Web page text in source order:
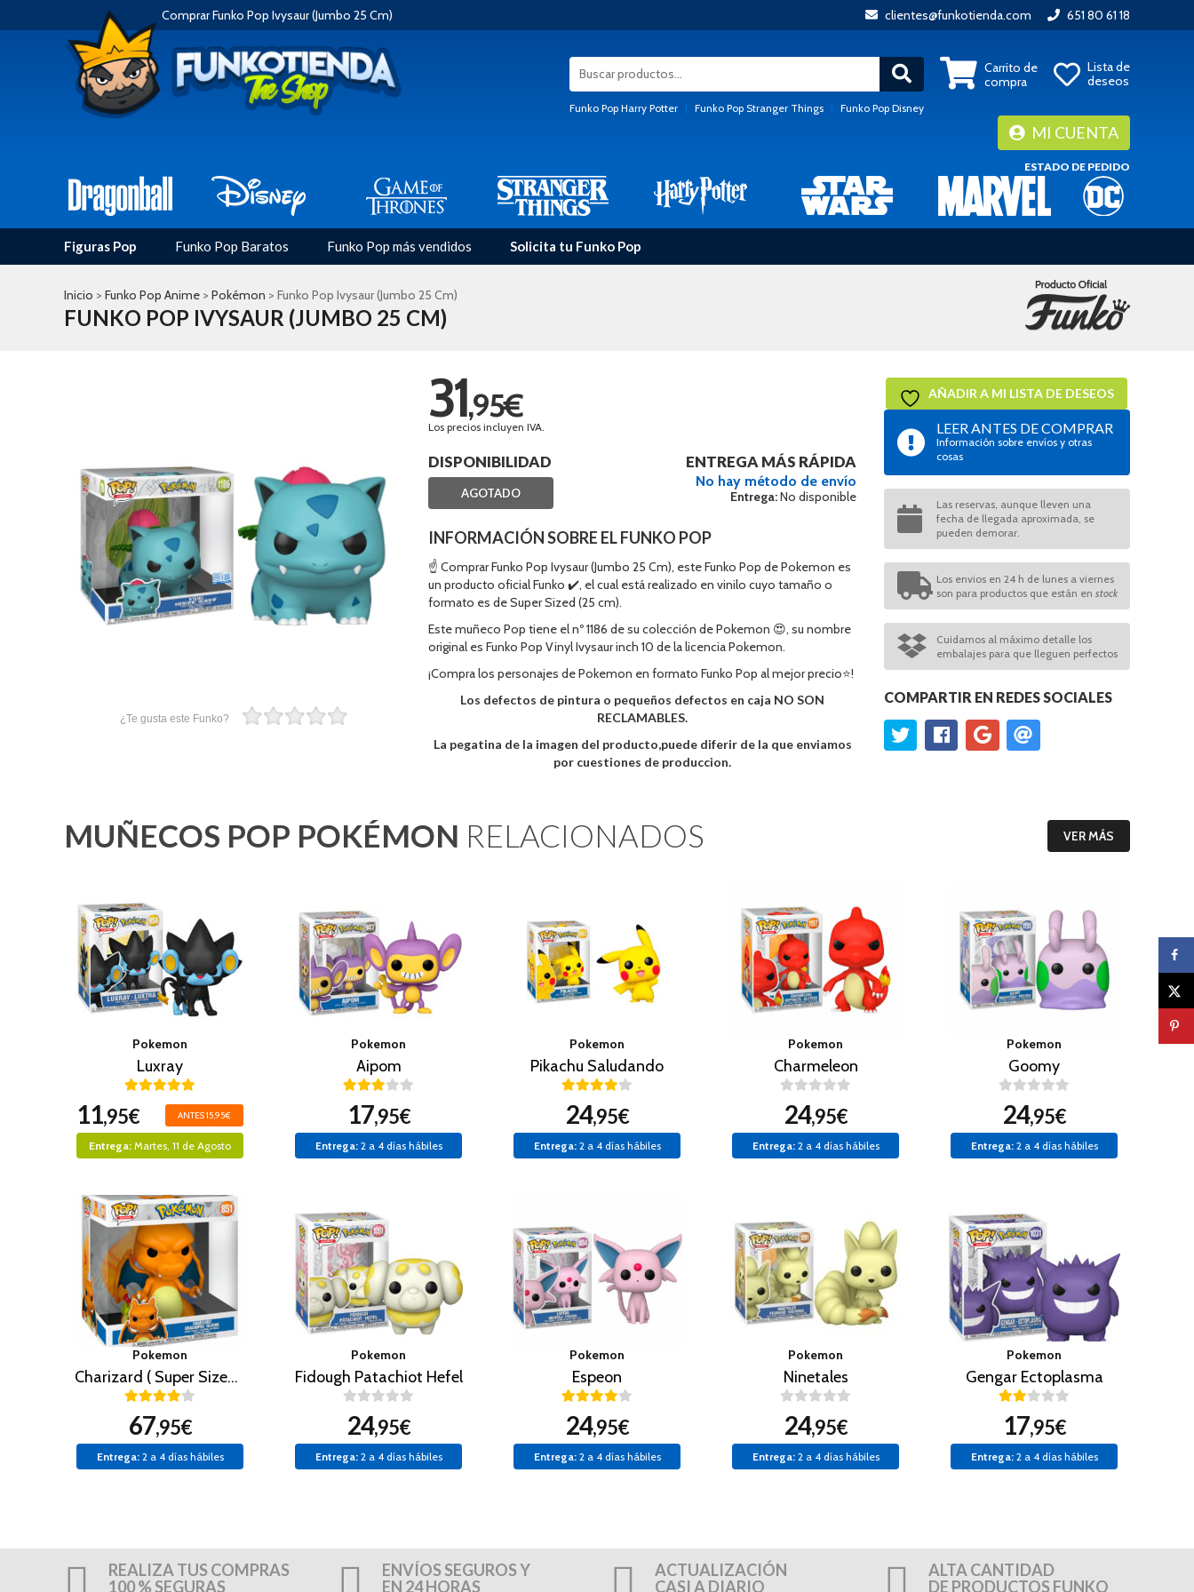
Comprar Funko Pop Ivysaur (Jumbo 25 Cm) clientes@funkotienda.com 651 80 61 18
Funko Pop Harry Potter | Funko Pop Stranger Things | Funko Pop Disney
Carrito de
compra
Lista de
deseos
MI CUENTA
ESTADO DE PEDIDO
Figuras Pop Funko Pop Baratos Funko Pop más vendidos Solicita tu Funko Pop
Inicio > Funko Pop Anime > Pokémon > Funko Pop Ivysaur (Jumbo 25 Cm)
FUNKO POP IVYSAUR (JUMBO 25 CM)
¿Te gusta este Funko?
31,95€
Los precios incluyen IVA.
DISPONIBILIDAD
AGOTADO
ENTREGA MÁS RÁPIDA
No hay método de envío
Entrega:No disponible
INFORMACIÓN SOBRE EL FUNKO POP
☝ Comprar Funko Pop Ivysaur (Jumbo 25 Cm), este Funko Pop de Pokemon es
un producto oficial Funko ✔️, el cual está realizado en vinilo cuyo tamaño o
formato es de Super Sized (25 cm).
Este muñeco Pop tiene el nº 1186 de su colección de Pokemon 😍, su nombre
original es Funko Pop Vinyl Ivysaur inch 10 de la licencia Pokemon.
¡Compra los personajes de Pokemon en formato Funko Pop al mejor precio⭐!
Los defectos de pintura o pequeños defectos en caja NO SON
RECLAMABLES.
La pegatina de la imagen del producto,puede diferir de la que enviamos
por cuestiones de produccion.
AÑADIR A MI LISTA DE DESEOS
LEER ANTES DE COMPRAR
Información sobre envíos y otras
cosas
Las reservas, aunque lleven una
fecha de llegada aproximada, se
pueden demorar.
Los envios en 24 h de lunes a viernes
son para productos que están en stock
Cuidamos al máximo detalle los
embalajes para que lleguen perfectos
COMPARTIR EN REDES SOCIALES
MUÑECOS POP POKÉMON RELACIONADOS VER MÁS
Pokemon
Luxray
11,95€ ANTES 15,95€
Entrega: Martes, 11 de Agosto
Pokemon
Aipom
17,95€
Entrega:2 a 4 días hábiles
Pokemon
Pikachu Saludando
24,95€
Entrega:2 a 4 días hábiles
Pokemon
Charmeleon
24,95€
Entrega:2 a 4 días hábiles
Pokemon
Goomy
24,95€
Entrega:2 a 4 días hábiles
Pokemon
Charizard ( Super Sized 25 cm )
67,95€
Entrega:2 a 4 días hábiles
Pokemon
Fidough Patachiot Hefel
24,95€
Entrega:2 a 4 días hábiles
Pokemon
Espeon
24,95€
Entrega:2 a 4 días hábiles
Pokemon
Ninetales
24,95€
Entrega:2 a 4 días hábiles
Pokemon
Gengar Ectoplasma
17,95€
Entrega:2 a 4 días hábiles
REALIZA TUS COMPRAS
100 % SEGURAS
ENVÍOS SEGUROS Y
EN 24 HORAS
ACTUALIZACIÓN
CASI A DIARIO
ALTA CANTIDAD
DE PRODUCTOS FUNKO